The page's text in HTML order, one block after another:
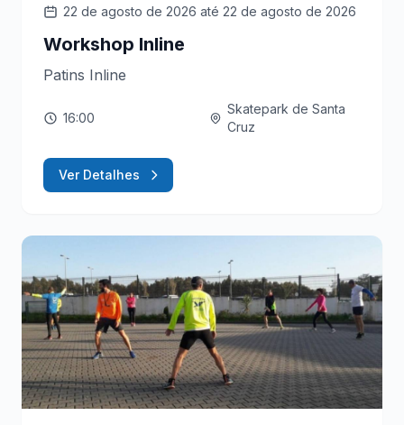
22 de agosto de 2026 até 22 de agosto de 2026
Workshop Inline
Patins Inline
16:00
Skatepark de Santa
Cruz
Ver Detalhes